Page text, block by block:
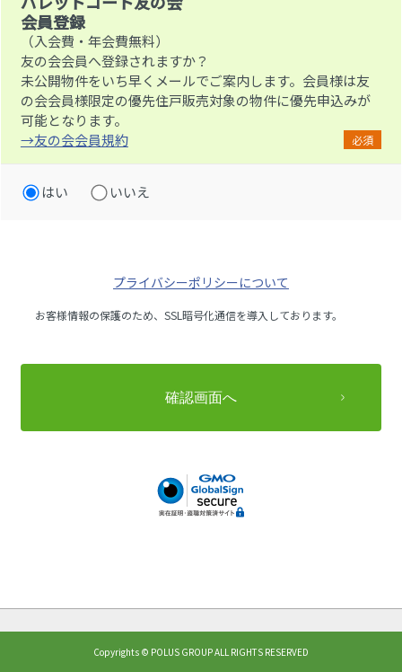
会員登録
（入会費・年会費無料）
友の会会員へ登録されますか？
未公開物件をいち早くメールでご案内します。会員様は友
の会会員様限定の優先住戸販売対象の物件に優先申込みが
可能となります。
→友の会会員規約
必須
はい いいえ
プライバシーポリシーについて
お客様情報の保護のため、SSL暗号化通信を導入しております。
Copyrights © POLUS GROUP ALL RIGHTS RESERVED